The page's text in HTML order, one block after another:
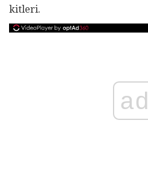
kitleri.
ad